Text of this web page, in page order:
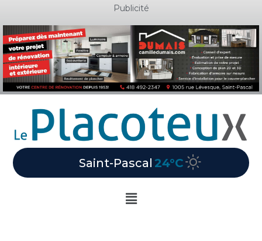
Publicité
Saint-Pascal 24°C
Main